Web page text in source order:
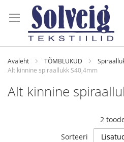
to
Content
Avaleht TÕMBLUKUD
Alt kinnine spiraallukk S40,4mm
Alt kinnine
2
Sorteeri